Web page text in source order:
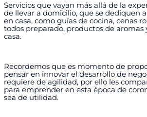
Servicios que vayan más allá de la
de llevar a domicilio, que se dediquen
en casa, como guías de cocina, cenas
todos preparado, productos de aromas
casa.
Recordemos que es momento de
pensar en innovar el desarrollo de
requiere de agilidad, por ello les
para emprender en esta época de
sea de utilidad.